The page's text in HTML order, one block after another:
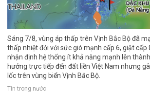
Sáng 7/8, vùng áp thấp trên Vịnh Bắc Bộ đã
thấp nhiệt đới với sức gió mạnh cấp 6, giật cấp
nhận định hệ thống ít khả năng mạnh lên
hưởng trực tiếp đến đất liền Việt Nam nhưng
lốc trên vùng biển Vịnh Bắc Bộ.
Tin trong nước